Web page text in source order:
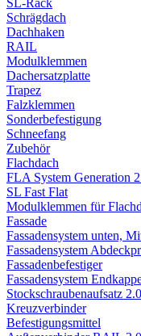
SL-Rack
Schrägdach
Dachhaken
RAIL
Modulklemmen
Dachersatzplatte
Trapez
Falzklemmen
Sonderbefestigung
Schneefang
Zubehör
Flachdach
FLA System Generation
SL Fast Flat
Modulklemmen für
Fassade
Fassadensystem unten,
Fassadensystem
Fassadenbefestiger
Fassadensystem
Stockschrauben­aufsatz 2.0
Kreuzverbinder
Befestigungsmittel